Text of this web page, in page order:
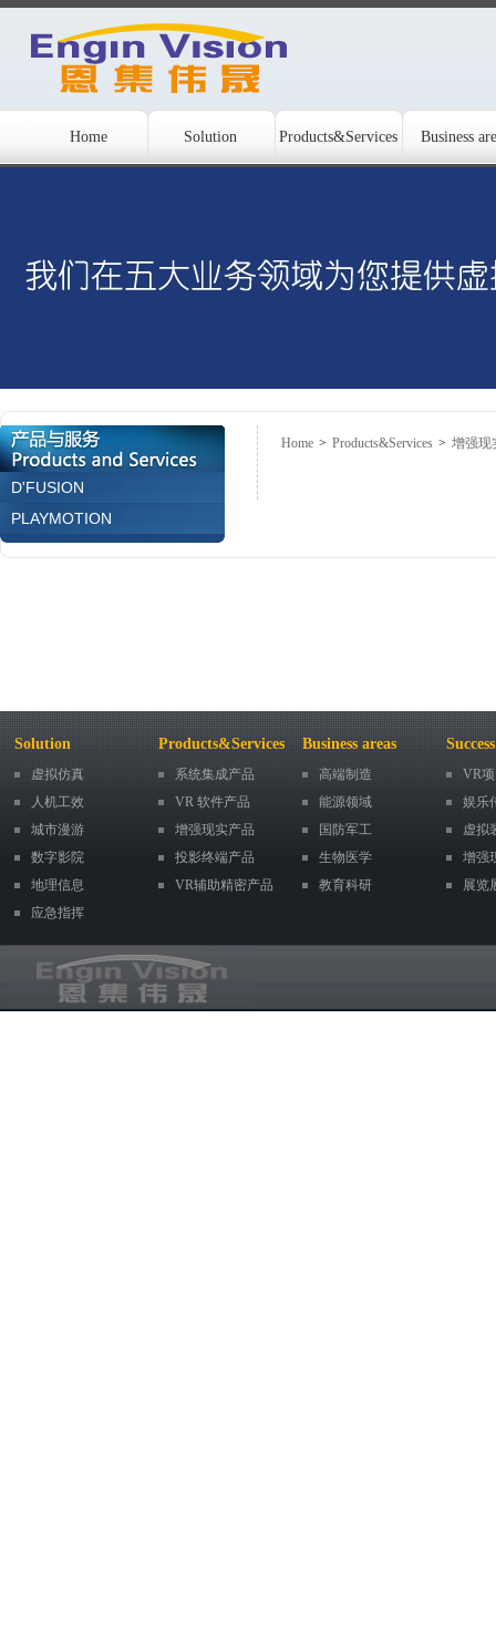
Home Solution Products&Services Business
D'FUSION
PLAYMOTION
Home > Products&Services > 增强现
Solution
虚拟仿真
人机工效
城市漫游
数字影院
地理信息
应急指挥
Products&Services
系统集成产品
VR 软件产品
增强现实产品
投影终端产品
VR辅助精密产品
Business areas
高端制造
能源领域
国防军工
生物医学
教育科研
VR
娱乐
虚拟
增强
展览